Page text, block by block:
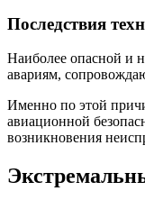
Последствия
Наиболее опасной и
авариям,
Именно по этой
авиационной
возникновения